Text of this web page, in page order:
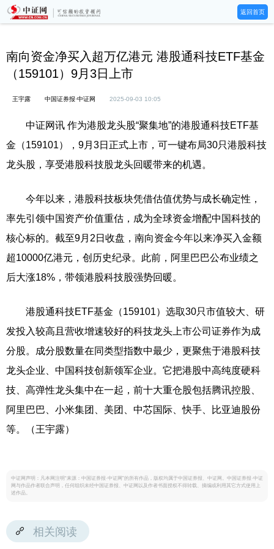
返回首页
南向资金净买入超万亿港元 港股通科技ETF基金
（159101）9月3日上市
王宇露 中国证券报·中证网 2025-09-03 10:05
中证网讯 作为港股龙头股“聚集地”的港股通科技ETF基
金（159101），9月3日正式上市，可一键布局30只港股科技
龙头股，享受港股科技股龙头回暖带来的机遇。
今年以来，港股科技板块凭借估值优势与成长确定性，
率先引领中国资产价值重估，成为全球资金增配中国科技的
核心标的。截至9月2日收盘，南向资金今年以来净买入金额
超10000亿港元，创历史纪录。此前，阿里巴巴公布业绩之
后大涨18%，带领港股科技股强势回暖。
港股通科技ETF基金（159101）选取30只市值较大、研
发投入较高且营收增速较好的科技龙头上市公司证券作为成
分股。成分股数量在同类型指数中最少，更聚焦于港股科技
龙头企业、中国科技创新领军企业。它把港股中高纯度硬科
技、高弹性龙头集中在一起，前十大重仓股包括腾讯控股、
阿里巴巴、小米集团、美团、中芯国际、快手、比亚迪股份
等。（王宇露）
中证网声明：凡本网注明“来源：中国证券报·中证网”的所有作品，版权均属于中国证券报、中证网。中国证券报·中证
网与作品作者联合声明，任何组织未经中国证券报、中证网以及作者书面授权不得转载、摘编或利用其它方式使用上
述作品。
相关阅读